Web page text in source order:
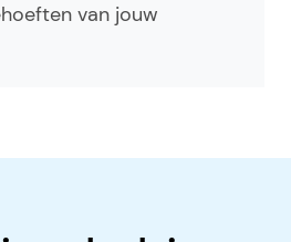
van jouw